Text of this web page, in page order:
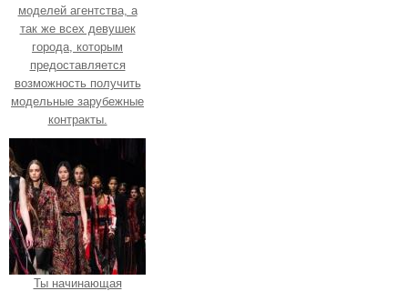
моделей агентства, а
так же всех девушек
города, которым
предоставляется
возможность получить
модельные зарубежные
контракты.
Ты начинающая